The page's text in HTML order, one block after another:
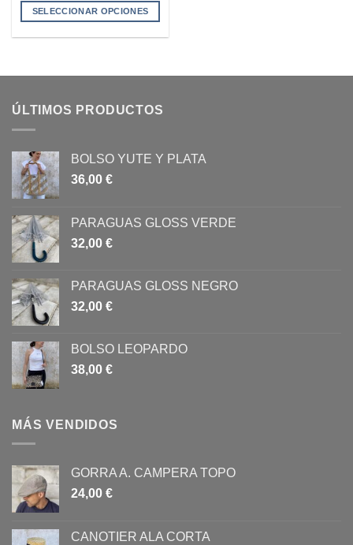
SELECCIONAR OPCIONES
múltiples
Las
pueden
elegir
página
de
ÚLTIMOS PRODUCTOS
BOLSO YUTE Y PLATA
36,00 €
PARAGUAS GLOSS VERDE
32,00 €
PARAGUAS GLOSS NEGRO
32,00 €
BOLSO LEOPARDO
38,00 €
MÁS VENDIDOS
GORRA A. CAMPERA TOPO
24,00 €
CANOTIER ALA CORTA